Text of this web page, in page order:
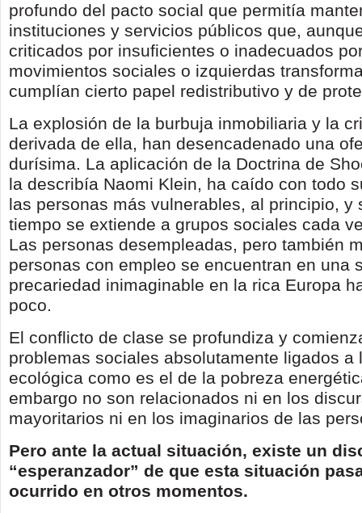
profundo del pacto social que permitía
instituciones y servicios públicos que,
criticados por insuficientes o inadecuados
movimientos sociales o izquierdas
cumplían cierto papel redistributivo y de
La explosión de la burbuja inmobiliaria y la
derivada de ella, han desencadenado una
durísima. La aplicación de la Doctrina de
la describía Naomi Klein, ha caído con todo
las personas más vulnerables, al principio, y
tiempo se extiende a grupos sociales cada
Las personas desempleadas, pero también
personas con empleo se encuentran en una
precariedad inimaginable en la rica Europa
poco.
El conflicto de clase se profundiza y
problemas sociales absolutamente ligados a
ecológica como es el de la pobreza
embargo no son relacionados ni en los
mayoritarios ni en los imaginarios de las
Pero ante la actual situación, existe un
“esperanzador” de que esta situación
ocurrido en otros momentos.